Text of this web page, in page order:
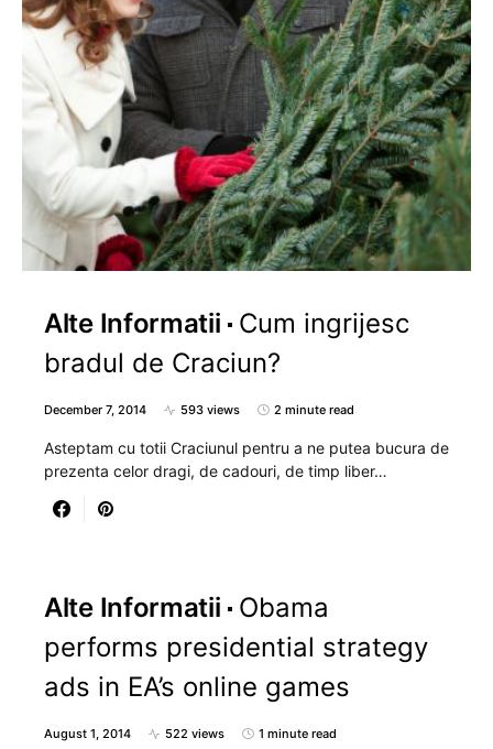
Alte Informatii
Cum ingrijesc
bradul de Craciun?
December 7, 2014 593 views 2 minute read
Asteptam cu totii Craciunul pentru a ne putea bucura de
prezenta celor dragi, de cadouri, de timp liber…
Alte Informatii
Obama
performs presidential strategy
ads in EA’s online games
August 1, 2014 522 views 1 minute read